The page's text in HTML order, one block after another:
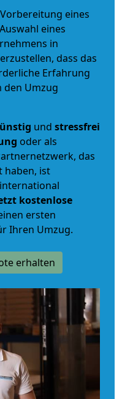
eines
eines
in
dass das
Erfahrung
Umzug
und stressfrei
oder als
das
haben, ist
kostenlose
ersten
Ihren Umzug.
erhalten